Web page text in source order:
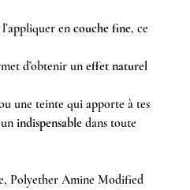
encouche fine, ce
d’obtenir uneffet naturel
une teinte qui apporte à tes
indispensable dans toute
Polyether Amine Modified